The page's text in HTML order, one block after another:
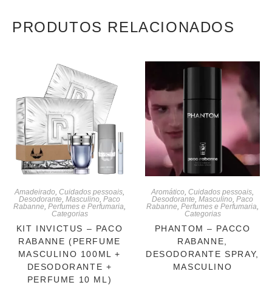
PRODUTOS RELACIONADOS
Amadeirado Cuidados pessoais
Desodorante Masculino Paco
Rabanne Perfumes e Perfumaria
Categorias
KIT INVICTUS – PACO
RABANNE (PERFUME
MASCULINO 100ML +
DESODORANTE +
PERFUME 10 ML)
Aromático Cuidados pessoais
Desodorante Masculino Paco
Rabanne Perfumes e Perfumaria
Categorias
PHANTOM – PACCO
RABANNE,
DESODORANTE SPRAY,
MASCULINO